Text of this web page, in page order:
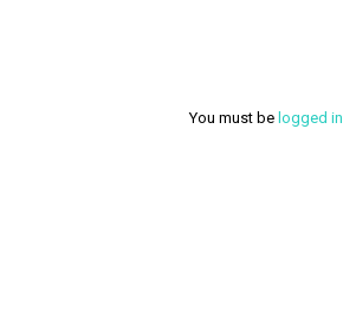
You must be logged in